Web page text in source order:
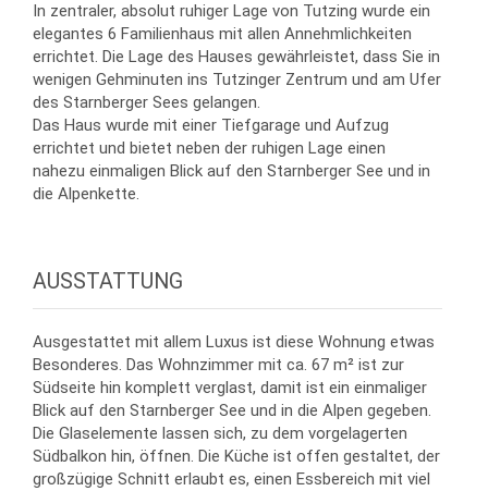
In zentraler, absolut ruhiger Lage von Tutzing wurde ein
elegantes 6 Familienhaus mit allen Annehmlichkeiten
errichtet. Die Lage des Hauses gewährleistet, dass Sie in
wenigen Gehminuten ins Tutzinger Zentrum und am Ufer
des Starnberger Sees gelangen.
Das Haus wurde mit einer Tiefgarage und Aufzug
errichtet und bietet neben der ruhigen Lage einen
nahezu einmaligen Blick auf den Starnberger See und in
die Alpenkette.
AUSSTATTUNG
Ausgestattet mit allem Luxus ist diese Wohnung etwas
Besonderes. Das Wohnzimmer mit ca. 67 m² ist zur
Südseite hin komplett verglast, damit ist ein einmaliger
Blick auf den Starnberger See und in die Alpen gegeben.
Die Glaselemente lassen sich, zu dem vorgelagerten
Südbalkon hin, öffnen. Die Küche ist offen gestaltet, der
großzügige Schnitt erlaubt es, einen Essbereich mit viel